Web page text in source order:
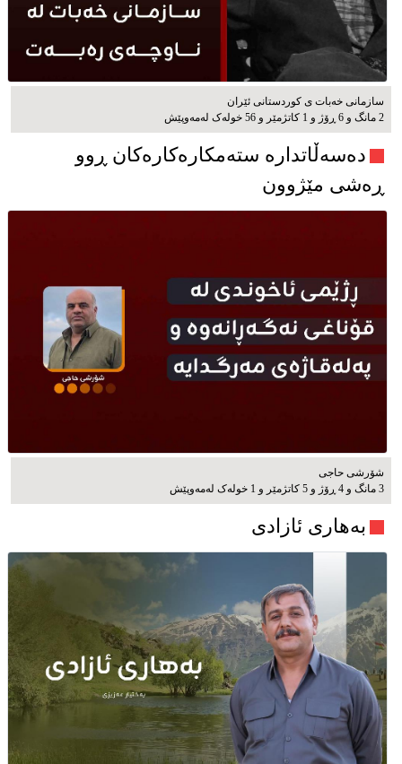
سازمانی خەبات ی كوردستانی ئێران
2 مانگ و 6 ڕۆژ و 1 کاتژمێر و 56 خوله‌ک له‌مه‌وپێش‌
دەسەڵاتدارە ستەمکارەکارەکان ڕوو
ڕەشی مێژوون
شۆرشی حاجی
3 مانگ و 4 ڕۆژ و 5 کاتژمێر و 1 خوله‌ک له‌مه‌وپێش‌
بەهاری ئازادی